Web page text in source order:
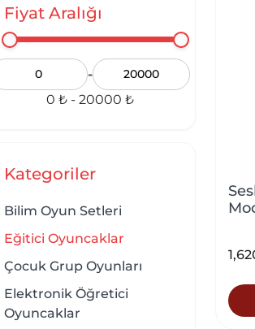
Fiyat Aralığı
-
0 ₺ - 20000 ₺
Kategoriler
Bilim Oyun Setleri
Eğitici Oyuncaklar
Çocuk Grup Oyunları
Elektronik Öğretici
Oyuncaklar